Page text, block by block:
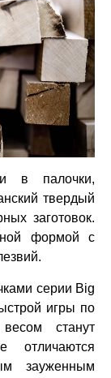
в палочки,
твердый
заготовок.
формой с
серии Big
игры по
станут
отличаются
зауженным